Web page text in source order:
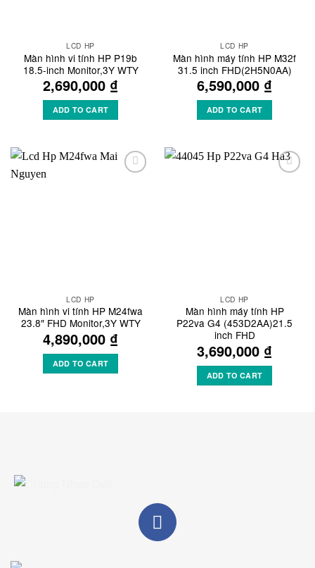
LCD HP
Màn hình vi tính HP P19b
18.5-inch Monitor,3Y WTY
2,690,000 ₫
ADD TO CART
LCD HP
Màn hình máy tính HP M32f
31.5 inch FHD(2H5N0AA)
6,590,000 ₫
ADD TO CART
LCD HP
Màn hình vi tính HP M24fwa
23.8″ FHD Monitor,3Y WTY
4,890,000 ₫
ADD TO CART
LCD HP
Màn hình máy tính HP
P22va G4 (453D2AA)21.5
inch FHD
3,690,000 ₫
ADD TO CART